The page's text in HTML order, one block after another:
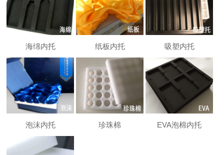
海绵内托 纸板内托 吸塑内托
泡沫内托 珍珠棉 EVA泡棉内托